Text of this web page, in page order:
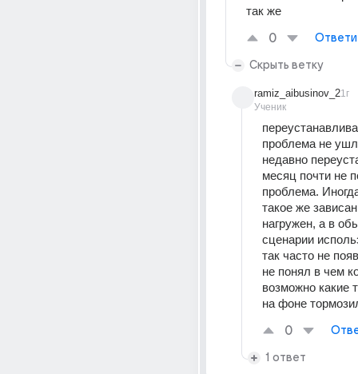
так же
0
Скрыть ветку
ramiz_aibusinov_2
Ученик
1г
проблема не
недавно
месяц почти не
проблема.
такое же
нагружен, а в
сценарии
так часто не
не понял в чем
возможно какие
на фоне
0
1 ответ